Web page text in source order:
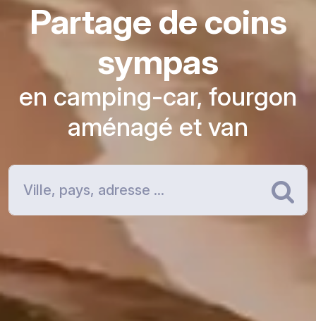
Partage de coins
sympas
en camping-car, fourgon
aménagé et van